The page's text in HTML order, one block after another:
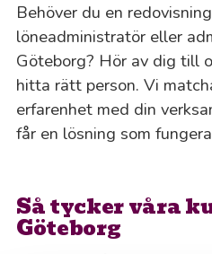
Behöver du en
löneadministratör eller
Göteborg? Hör av dig till
hitta rätt person. Vi
erfarenhet med din
får en lösning som
Så tycker våra
Göteborg